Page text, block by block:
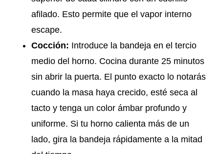
afilado. Esto permite que el vapor interno
escape.
Cocción: Introduce la bandeja en el tercio
medio del horno. Cocina durante 25 minutos
sin abrir la puerta. El punto exacto lo notarás
cuando la masa haya crecido, esté seca al
tacto y tenga un color ámbar profundo y
uniforme. Si tu horno calienta más de un
lado, gira la bandeja rápidamente a la mitad